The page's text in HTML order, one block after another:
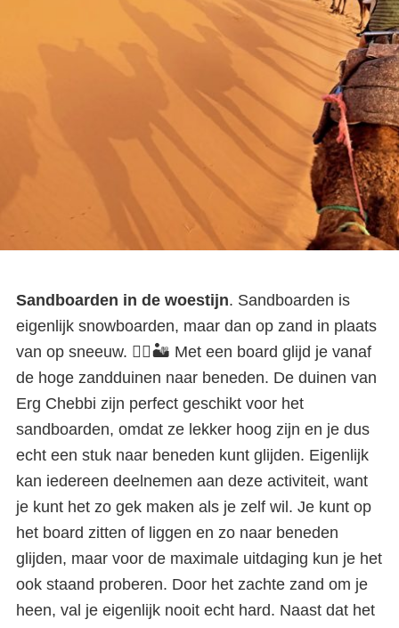
Sandboarden in de woestijn. Sandboarden is
eigenlijk snowboarden, maar dan op zand in plaats
van op sneeuw. 🏂🏼🏜️ Met een board glijd je vanaf
de hoge zandduinen naar beneden. De duinen van
Erg Chebbi zijn perfect geschikt voor het
sandboarden, omdat ze lekker hoog zijn en je dus
echt een stuk naar beneden kunt glijden. Eigenlijk
kan iedereen deelnemen aan deze activiteit, want
je kunt het zo gek maken als je zelf wil. Je kunt op
het board zitten of liggen en zo naar beneden
glijden, maar voor de maximale uitdaging kun je het
ook staand proberen. Door het zachte zand om je
heen, val je eigenlijk nooit echt hard. Naast dat het